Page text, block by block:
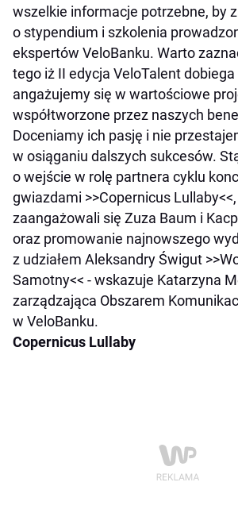
wszelkie informacje potrzebne, by
o stypendium i szkolenia
ekspertów VeloBanku. Warto
tego iż II edycja VeloTalent dobiega
angażujemy się w wartościowe
współtworzone przez naszych
Doceniamy ich pasję i nie
w osiąganiu dalszych sukcesów.
o wejście w rolę partnera cyklu
gwiazdami >>Copernicus
zaangażowali się Zuza Baum i
oraz promowanie najnowszego
z udziałem Aleksandry Świgut
Samotny<< - wskazuje Katarzyna
zarządzająca Obszarem
w VeloBanku.
Copernicus Lullaby